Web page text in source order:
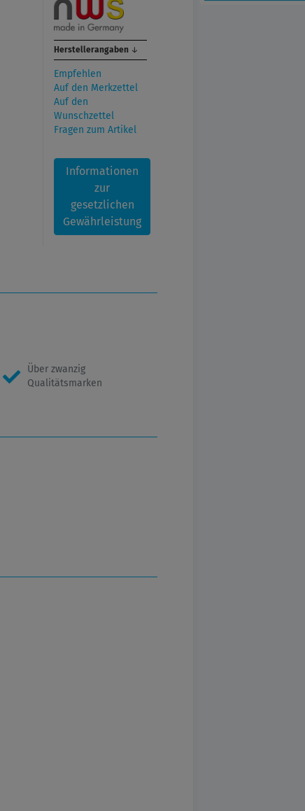
Herstellerangaben ↓
Empfehlen
Auf den Merkzettel
Auf den
Wunschzettel
Fragen zum Artikel
Informationen
zur
gesetzlichen
Gewährleistung
Über zwanzig
Qualitätsmarken